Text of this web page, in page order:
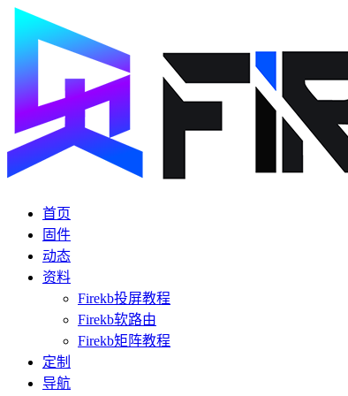
首页
固件
动态
资料
Firekb投屏教程
Firekb软路由
Firekb矩阵教程
定制
导航